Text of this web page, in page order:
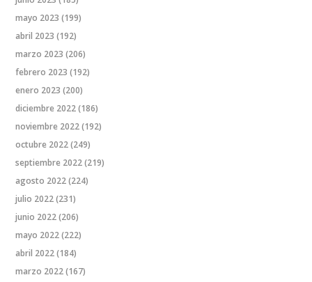
mayo 2023 (199)
abril 2023 (192)
marzo 2023 (206)
febrero 2023 (192)
enero 2023 (200)
diciembre 2022(186)
noviembre 2022(192)
octubre 2022(249)
septiembre 2022(219)
agosto 2022(224)
julio 2022(231)
junio 2022(206)
mayo 2022(222)
abril 2022(184)
marzo 2022(167)